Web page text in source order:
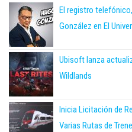
El registro
González en El
Ubisoft lanza
Wildlands
Inicia Licitación de
Varias Rutas de